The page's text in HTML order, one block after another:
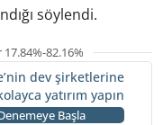
söylendi.
82.16%
dev şirketlerine
yatırım yapın
Başla